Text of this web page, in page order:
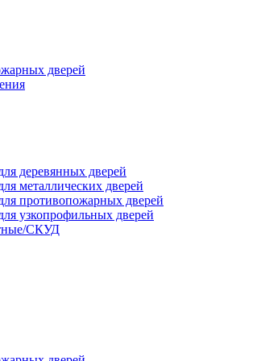
дверей
деревянных дверей
металлических дверей
противопожарных дверей
узкопрофильных дверей
СКУД